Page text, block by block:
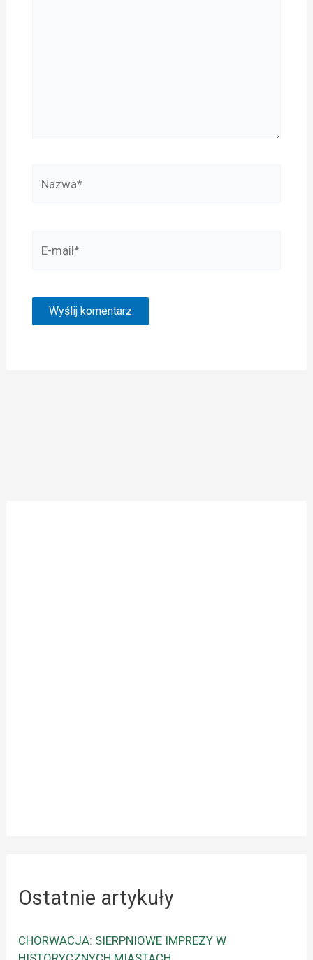
Ostatnie artykuły
CHORWACJA: SIERPNIOWE IMPREZY W